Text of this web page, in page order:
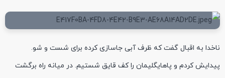
ناخدا به اقبال گفت که ظرف آبی جاسازی کرده برای شست و شو.
پیدایش کردم و پاهایگلیمان را کف قایق شستیم. در میانه راه برگشت